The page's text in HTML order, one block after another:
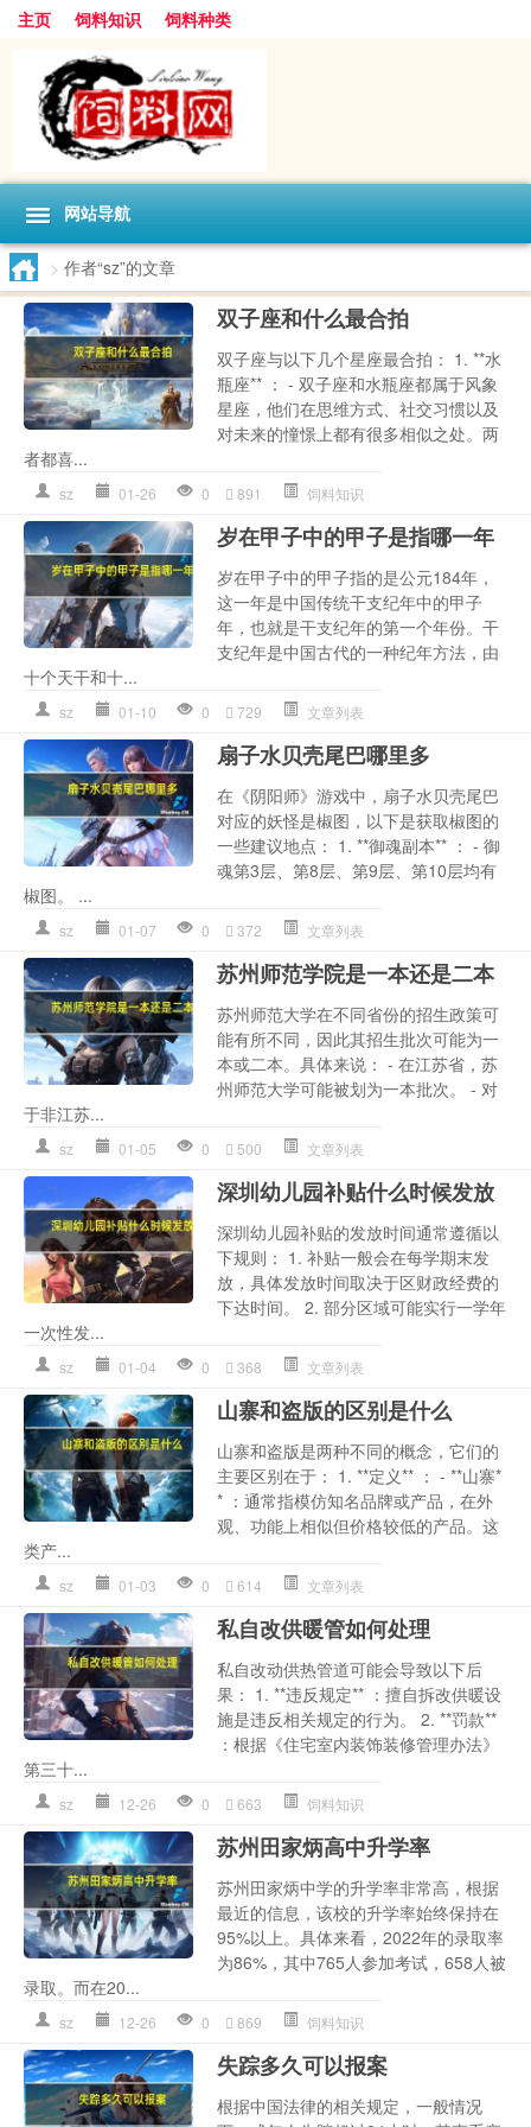
主页 饲料知识 饲料种类
网站导航
> 作者“sz”的文章
双子座和什么最合拍
双子座与以下几个星座最合拍： 1. **水
瓶座** ： - 双子座和水瓶座都属于风象
星座，他们在思维方式、社交习惯以及
对未来的憧憬上都有很多相似之处。两
者都喜...
sz 01-26 0 891 饲料知识
岁在甲子中的甲子是指哪一年
岁在甲子中的甲子指的是公元184年，
这一年是中国传统干支纪年中的甲子
年，也就是干支纪年的第一个年份。干
支纪年是中国古代的一种纪年方法，由
十个天干和十...
sz 01-10 0 729 文章列表
扇子水贝壳尾巴哪里多
在《阴阳师》游戏中，扇子水贝壳尾巴
对应的妖怪是椒图，以下是获取椒图的
一些建议地点： 1. **御魂副本** ： - 御
魂第3层、第8层、第9层、第10层均有
椒图。 ...
sz 01-07 0 372 文章列表
苏州师范学院是一本还是二本
苏州师范大学在不同省份的招生政策可
能有所不同，因此其招生批次可能为一
本或二本。具体来说： - 在江苏省，苏
州师范大学可能被划为一本批次。 - 对
于非江苏...
sz 01-05 0 500 文章列表
深圳幼儿园补贴什么时候发放
深圳幼儿园补贴的发放时间通常遵循以
下规则： 1. 补贴一般会在每学期末发
放，具体发放时间取决于区财政经费的
下达时间。 2. 部分区域可能实行一学年
一次性发...
sz 01-04 0 368 文章列表
山寨和盗版的区别是什么
山寨和盗版是两种不同的概念，它们的
主要区别在于： 1. **定义** ： - **山寨*
* ：通常指模仿知名品牌或产品，在外
观、功能上相似但价格较低的产品。这
类产...
sz 01-03 0 614 文章列表
私自改供暖管如何处理
私自改动供热管道可能会导致以下后
果： 1. **违反规定** ：擅自拆改供暖设
施是违反相关规定的行为。 2. **罚款**
：根据《住宅室内装饰装修管理办法》
第三十...
sz 12-26 0 663 饲料知识
苏州田家炳高中升学率
苏州田家炳中学的升学率非常高，根据
最近的信息，该校的升学率始终保持在
95%以上。具体来看，2022年的录取率
为86%，其中765人参加考试，658人被
录取。而在20...
sz 12-26 0 869 饲料知识
失踪多久可以报案
根据中国法律的相关规定，一般情况